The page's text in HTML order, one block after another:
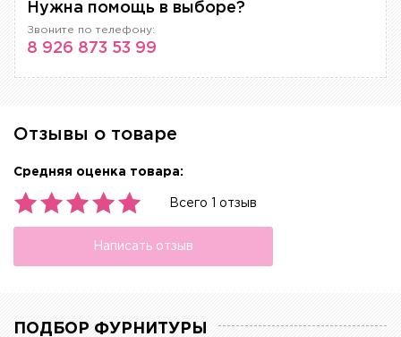
Нужна помощь в выборе?
Звоните по телефону:
8 926 873 53 99
Отзывы о товаре
Средняя оценка товара:
Всего 1 отзыв
Написать отзыв
ПОДБОР ФУРНИТУРЫ